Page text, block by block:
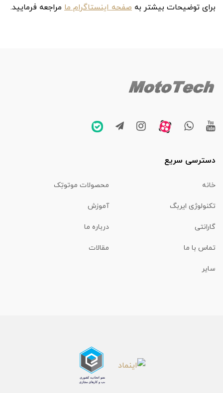
برای توضیحات بیشتر به صفحه اینستاگرام ما مراجعه فرمایید.
دسترسی سریع
خانه محصولات موتوتِک
تکنولوژی ایربگ آموزش
گارانتی درباره ما
تماس با ما مقالات
سایر